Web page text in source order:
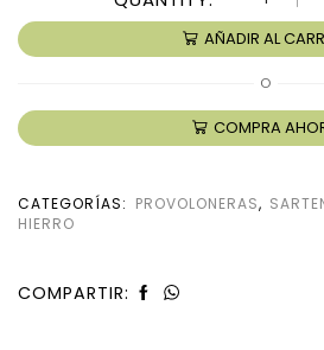
AÑADIR AL
O
COMPRA
CATEGORÍAS: PROVOLONERAS,
HIERRO
COMPARTIR: